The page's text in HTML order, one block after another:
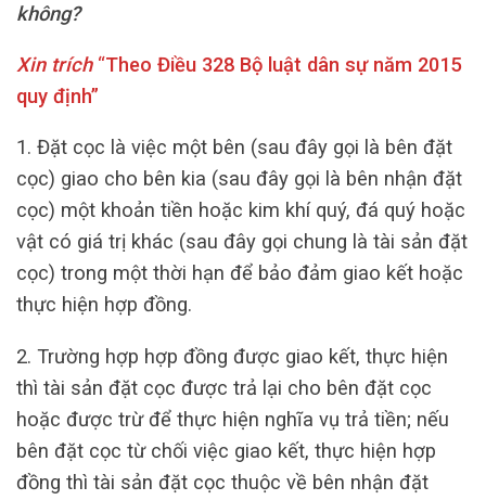
không?
Xin trích“Theo Điều 328 Bộ luật dân sự năm 2015
quy định”
1. Đặt cọc là việc một bên (sau đây gọi là bên đặt
cọc) giao cho bên kia (sau đây gọi là bên nhận đặt
cọc) một khoản tiền hoặc kim khí quý, đá quý hoặc
vật có giá trị khác (sau đây gọi chung là tài sản đặt
cọc) trong một thời hạn để bảo đảm giao kết hoặc
thực hiện hợp đồng.
2. Trường hợp hợp đồng được giao kết, thực hiện
thì tài sản đặt cọc được trả lại cho bên đặt cọc
hoặc được trừ để thực hiện nghĩa vụ trả tiền; nếu
bên đặt cọc từ chối việc giao kết, thực hiện hợp
đồng thì tài sản đặt cọc thuộc về bên nhận đặt